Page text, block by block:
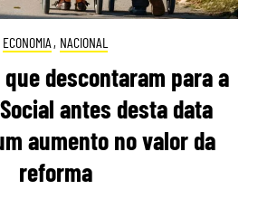
ECONOMIA , NACIONAL
descontaram para a
antes desta data
aumento no valor da
reforma